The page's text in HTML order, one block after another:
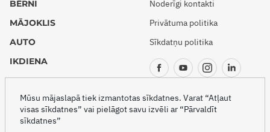
BĒRNI
MĀJOKLIS
AUTO
IKDIENA
CEĻOJUMI
Noderīgi kontakti
Privātuma politika
Sīkdatņu politika
Mūsu mājaslapā tiek izmantotas sīkdatnes. Varat “Atļaut
visas sīkdatnes” vai pielāgot savu izvēli ar “Pārvaldīt
sīkdatnes”